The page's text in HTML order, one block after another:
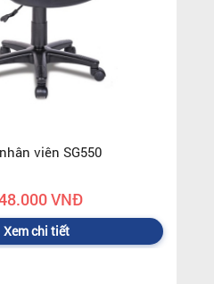
viên SG550
VNĐ
Xem chi tiết